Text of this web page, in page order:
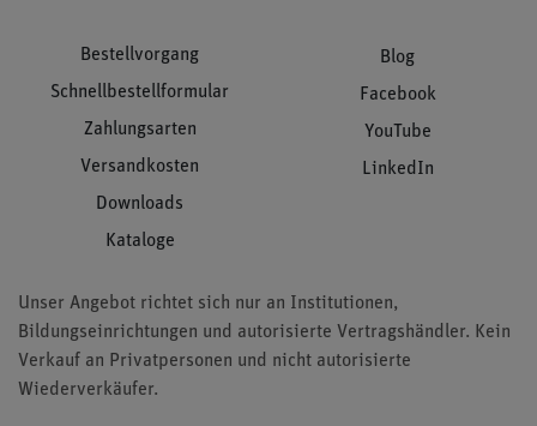
Bestellvorgang
Schnellbestellformular
Zahlungsarten
Versandkosten
Downloads
Kataloge
Blog
Facebook
YouTube
LinkedIn
Unser Angebot richtet sich nur an Institutionen,
Bildungseinrichtungen und autorisierte Vertragshändler. Kein
Verkauf an Privatpersonen und nicht autorisierte
Wiederverkäufer.